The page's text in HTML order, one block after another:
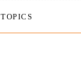
TOPICS